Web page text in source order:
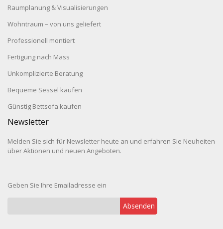
Raumplanung & Visualisierungen
Wohntraum – von uns geliefert
Professionell montiert
Fertigung nach Mass
Unkomplizierte Beratung
Bequeme Sessel kaufen
Günstig Bettsofa kaufen
Newsletter
Melden Sie sich für Newsletter heute an und erfahren Sie Neuheiten
über Aktionen und neuen Angeboten.
Geben Sie Ihre Emailadresse ein
Absenden